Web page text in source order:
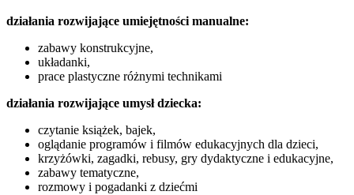
działania rozwijające umiejętności manualne:
zabawy konstrukcyjne,
układanki,
prace plastyczne różnymi technikami
działania rozwijające umysł dziecka:
czytanie książek, bajek,
oglądanie programów i filmów edukacyjnych dla dzieci,
krzyżówki, zagadki, rebusy, gry dydaktyczne i edukacyjne,
zabawy tematyczne,
rozmowy i pogadanki z dziećmi